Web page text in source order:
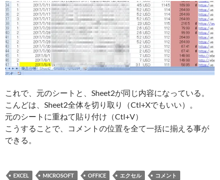
これで、元のシートと、Sheet2が同じ内容になっている。
こんどは、Sheet2全体を切り取り（Ctl+Xでもいい）。
元のシートに重ねて貼り付け（Ctl+V）
こうすることで、コメントの位置を全て一括に揃える事が
できる。
EXCEL MICROSOFT OFFICE エクセル
コメント